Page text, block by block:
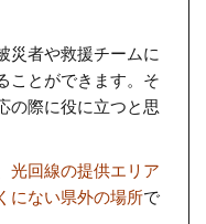
災者や救援チームに
ことができます。そ
の際に役に立つと思
光回線の提供エリア
にない県外の場所で